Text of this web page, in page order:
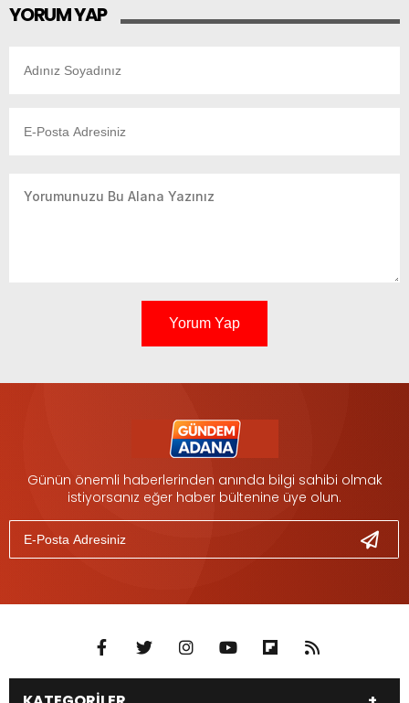
YORUM YAP
Yorum Yap
Günün önemli haberlerinden anında bilgi sahibi olmak
istiyorsanız eğer haber bültenine üye olun.